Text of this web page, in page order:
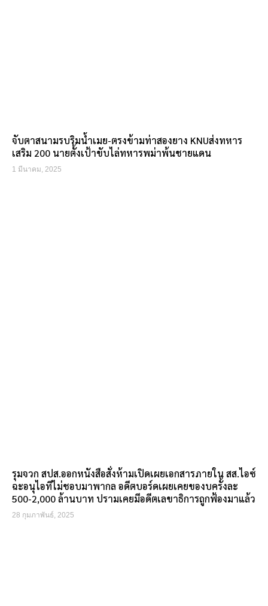
จับตาสนามรบริมน้ำเมย-ตรงข้ามท่าสองยาง KNUส่งทหาร
เสริม 200 นายตั้งเป้าขับไล่ทหารพม่าพ้นชายแดน
1 มีนาคม, 2025
รุมจวก สปส.ออกหนังสือสั่งห้ามเปิดเผยเอกสารภายใน สส.ไอซ์
ฉะอนุไอทีไม่ชอบมาพากล อดีตบอร์ดเผยเคยของบครั้งละ
500-2,000 ล้านบาท ปรามเคยมีอดีตเลขาธิการถูกฟ้องมาแล้ว
28 กุมภาพันธ์, 2025